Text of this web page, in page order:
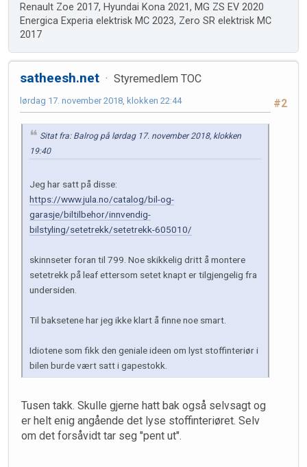
Renault Zoe 2017, Hyundai Kona 2021, MG ZS EV 2020
Energica Experia elektrisk MC 2023, Zero SR elektrisk MC
2017
satheesh.net
Styremedlem TOC
#2
lørdag 17. november 2018, klokken 22:44
Sitat fra: Balrog på lørdag 17. november 2018, klokken
19:40
Jeg har satt på disse:
https://www.jula.no/catalog/bil-og-
garasje/biltilbehor/innvendig-
bilstyling/setetrekk/setetrekk-605010/
skinnseter foran til 799. Noe skikkelig dritt å montere
setetrekk på leaf ettersom setet knapt er tilgjengelig fra
undersiden.
Til baksetene har jeg ikke klart å finne noe smart.
Idiotene som fikk den geniale ideen om lyst stoffinteriør i
bilen burde vært satt i gapestokk.
Tusen takk. Skulle gjerne hatt bak også selvsagt og
er helt enig angående det lyse stoffinteriøret. Selv
om det forsåvidt tar seg "pent ut".